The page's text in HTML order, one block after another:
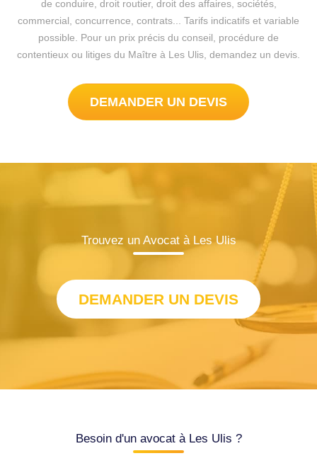
de conduire, droit routier, droit des affaires, sociétés,
commercial, concurrence, contrats... Tarifs indicatifs et variable
possible. Pour un prix précis du conseil, procédure de
contentieux ou litiges du Maître à Les Ulis, demandez un devis.
DEMANDER UN DEVIS
Trouvez un Avocat à Les Ulis
DEMANDER UN DEVIS
Besoin d'un avocat à Les Ulis ?